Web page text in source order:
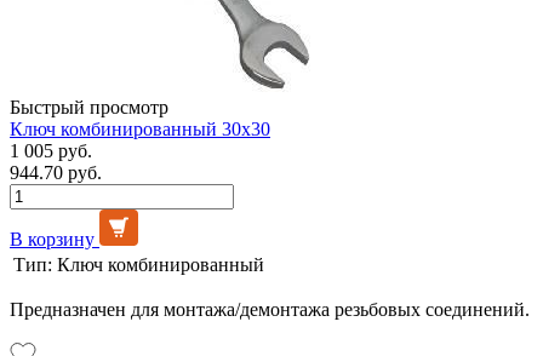
Быстрый просмотр
Ключ комбинированный 30х30
1 005 руб.
944.70 руб.
В корзину
Тип: Ключ комбинированный
Предназначен для монтажа/демонтажа резьбовых соединений.